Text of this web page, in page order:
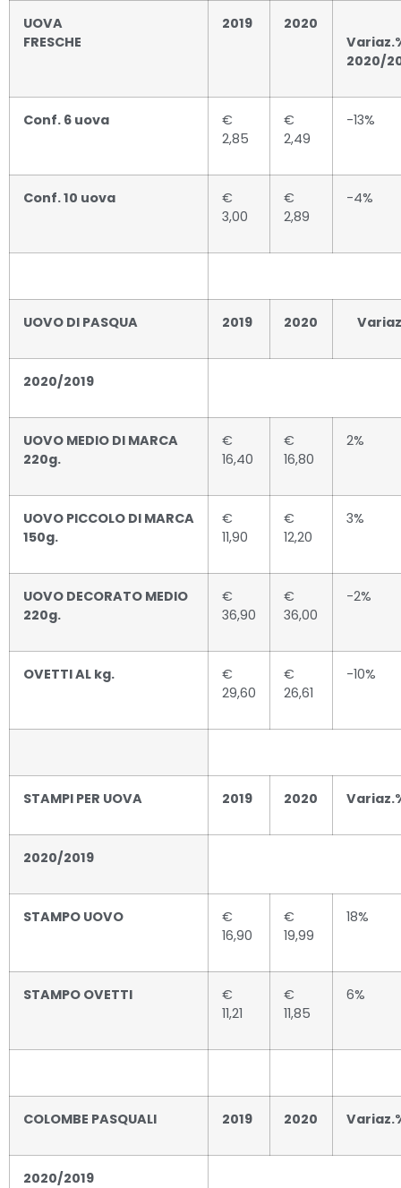
UOVA
FRESCHE
2019
2020
2020/
Conf. 6 uova
€
2,85
€
2,49
-13%
Conf. 10 uova
€
3,00
€
2,89
-4%
UOVO DI PASQUA 2019 2020
2020/2019
UOVO MEDIO DI MARCA
220g.
€
16,40
€
16,80
2%
UOVO PICCOLO DI MARCA
150g.
€
11,90
€
12,20
3%
UOVO DECORATO MEDIO
220g.
€
36,90
€
36,00
-2%
OVETTI AL kg.
€
29,60
€
26,61
-10%
STAMPI PER UOVA 2019 2020
2020/2019
STAMPO UOVO
€
16,90
€
19,99
18%
STAMPO OVETTI
€
11,21
€
11,85
6%
COLOMBE PASQUALI 2019 2020
2020/2019